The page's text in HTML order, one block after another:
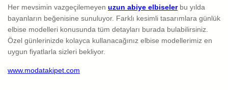
Her mevsimin vazgeçilemeyen uzun abiye elbiselerbu yılda
bayanların beğenisine sunuluyor. Farklı kesimli tasarımlara günlük
elbise modelleri konusunda tüm detayları burada bulabilirsiniz.
Özel günlerinizde kolayca kullanacağınız elbise modellerimiz en
uygun fiyatlarla sizleri bekliyor.
www.modatakipet.com